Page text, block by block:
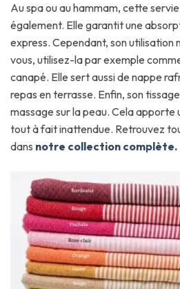
Au spa ou au hammam, cette
également. Elle garantit une
express. Cependant, son utilisation
vous, utilisez-la par exemple
canapé. Elle sert aussi de nappe
repas en terrasse. Enfin, son
massage sur la peau. Cela apporte
tout à fait inattendue. Retrouvez
dans notre collection complète.